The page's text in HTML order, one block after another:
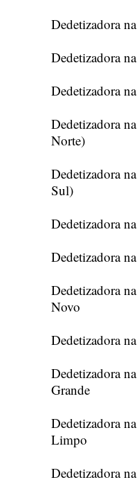
Dedetizadora
Dedetizadora
Dedetizadora
Dedetizadora
Norte)
Dedetizadora
Sul)
Dedetizadora
Dedetizadora
Dedetizadora
Novo
Dedetizadora
Dedetizadora
Grande
Dedetizadora
Limpo
Dedetizadora